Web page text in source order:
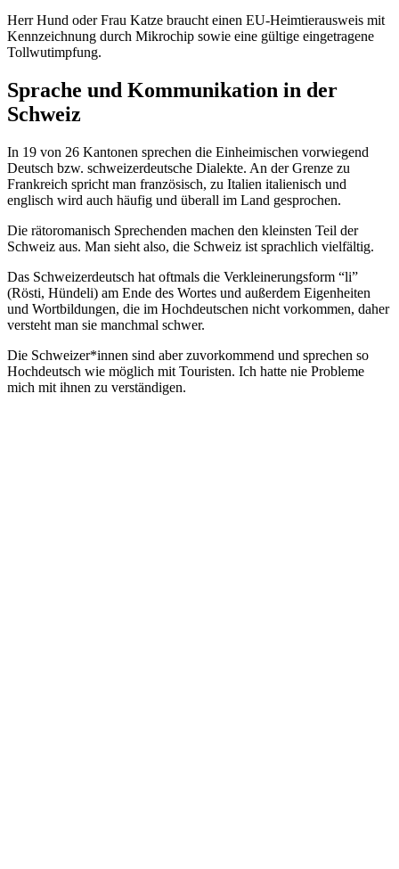
Herr Hund oder Frau Katze braucht einen EU-Heimtierausweis mit
Kennzeichnung durch Mikrochip sowie eine gültige eingetragene
Tollwutimpfung.
Sprache und Kommunikation in der
Schweiz
In 19 von 26 Kantonen sprechen die Einheimischen vorwiegend
Deutsch bzw. schweizerdeutsche Dialekte. An der Grenze zu
Frankreich spricht man französisch, zu Italien italienisch und
englisch wird auch häufig und überall im Land gesprochen.
Die rätoromanisch Sprechenden machen den kleinsten Teil der
Schweiz aus. Man sieht also, die Schweiz ist sprachlich vielfältig.
Das Schweizerdeutsch hat oftmals die Verkleinerungsform “li”
(Rösti, Hündeli) am Ende des Wortes und außerdem Eigenheiten
und Wortbildungen, die im Hochdeutschen nicht vorkommen, daher
versteht man sie manchmal schwer.
Die Schweizer*innen sind aber zuvorkommend und sprechen so
Hochdeutsch wie möglich mit Touristen. Ich hatte nie Probleme
mich mit ihnen zu verständigen.